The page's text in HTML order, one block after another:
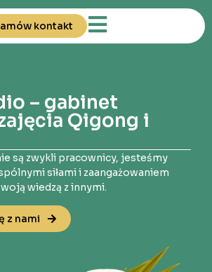
kontakt
– gabinet
Qigong i
są zwykli pracownicy, jesteśmy
siłami i zaangażowaniem
wiedzą z innymi.
z nami